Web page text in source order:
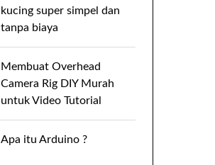
kucing super simpel dan
tanpa biaya
Membuat Overhead
Camera Rig DIY Murah
untuk Video Tutorial
Apa itu Arduino ?